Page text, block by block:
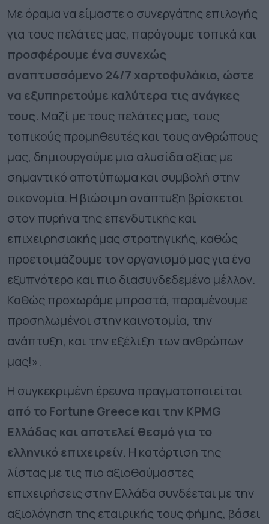
Με όραμα να είμαστε ο συνεργάτης επιλογής
για τους πελάτες μας, παράγουμε τοπικά και
προσφέρουμε ένα συνεχώς
αναπτυσσόμενο 24/7 χαρτοφυλάκιο, ώστε
να εξυπηρετούμε καλύτερα τις ανάγκες
τους. Μαζί με τους πελάτες μας, τους
τοπικούς προμηθευτές και τους ανθρώπους
μας, δημιουργούμε μια αλυσίδα αξίας με
σημαντικό αποτύπωμα και συμβολή στην
οικονομία. Η βιώσιμη ανάπτυξη βρίσκεται
στον πυρήνα της επενδυτικής και
επιχειρησιακής μας στρατηγικής, καθώς
προετοιμάζουμε τον οργανισμό μας για ένα
εξυπνότερο και πιο διασυνδεδεμένο μέλλον.
Καθώς προχωράμε μπροστά, παραμένουμε
προσηλωμένοι στην καινοτομία, την
ανάπτυξη, και την εξέλιξη των ανθρώπων
μας!».
Η συγκεκριμένη έρευνα πραγματοποιείται
από τοFortune Greece και τηνKPMG
Ελλάδας και αποτελεί θεσμό για το
ελληνικό επιχειρείν. Η κατάρτιση της
λίστας με τις πιο αξιοθαύμαστες
επιχειρήσεις στην Ελλάδα συνδέεται με την
αξιολόγηση της εταιρικής τους φήμης, βάσει